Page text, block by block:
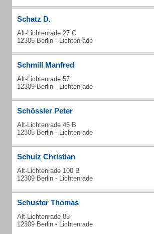
Schatz D.
Alt-Lichtenrade 27 C
12305 Berlin - Lichtenrade
Schmill Manfred
Alt-Lichtenrade 57
12309 Berlin - Lichtenrade
Schössler Peter
Alt-Lichtenrade 46 B
12305 Berlin - Lichtenrade
Schulz Christian
Alt-Lichtenrade 100 B
12309 Berlin - Lichtenrade
Schuster Thomas
Alt-Lichtenrade 85
12309 Berlin - Lichtenrade